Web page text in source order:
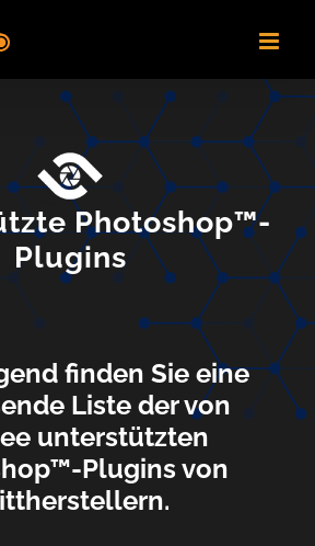
Photoshop™-
Plugins
finden Sie eine
Liste der von
unterstützten
Plugins von